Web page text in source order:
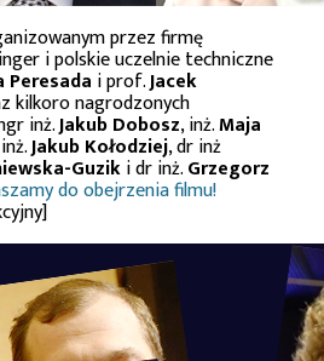
przez firmę
i polskie uczelnie techniczne
Peresada i prof.Jacek
kilkoro nagrodzonych
inż.Jakub Dobosz, inż.Maja
Jakub Kołodziej, dr inż
Guziki dr inż.Grzegorz
do obejrzenia filmu!